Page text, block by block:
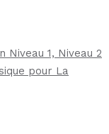
Niveau 1, Niveau 2
pour La